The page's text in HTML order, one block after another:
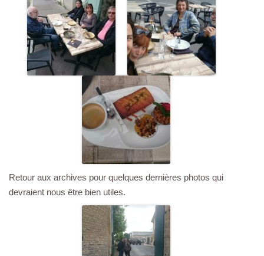
Retour aux archives pour quelques dernières photos qui
devraient nous être bien utiles.